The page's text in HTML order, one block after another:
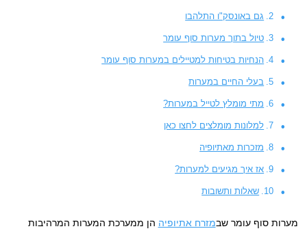
גם באונסק"ו התלהבו
טיול בתוך מערות סוף עומר
הנחיות בטיחות למטיילים במערות סוף עומר
בעלי החיים במערות
מתי מומלץ לטייל במערות?
למלונות מומלצים לחצו כאן
מזכרות מאתיופיה
אז איך מגיעים למערות?
שאלות ותשובות
מערות סוף עומר שבמזרח אתיופיה הן ממערכת המערות המרהיבות